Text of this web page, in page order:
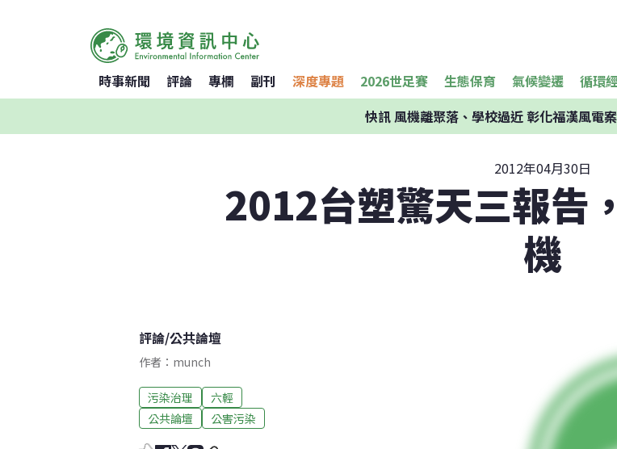
時事新聞 評論 專欄 副刊 深度專題 2026世足賽 生態保育 氣候變遷 循環
快訊風機離聚落、學校過近 彰化福漢風電
2012年04月30日
2012台塑驚天三報告
機
評論/公共論壇
作者：munch
污染治理
六輕
公共論壇
公害污染